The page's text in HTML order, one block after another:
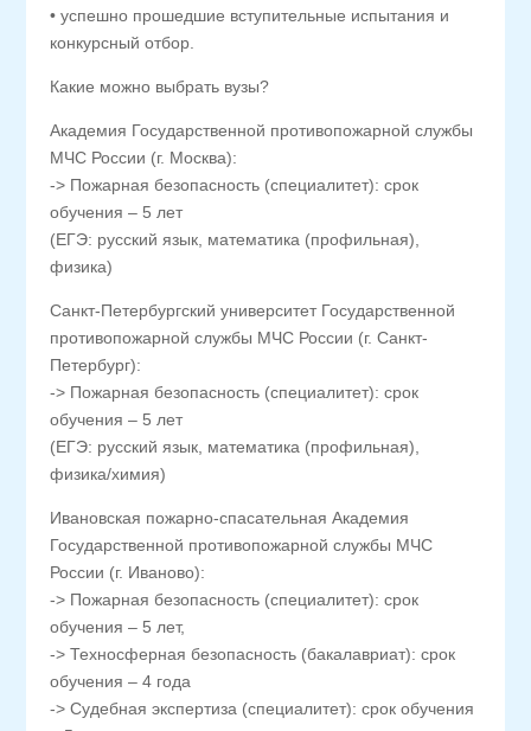
• успешно прошедшие вступительные испытания и
конкурсный отбор.
Какие можно выбрать вузы?
Академия Государственной противопожарной службы
МЧС России (г. Москва):
-> Пожарная безопасность (специалитет): срок
обучения – 5 лет
(ЕГЭ: русский язык, математика (профильная),
физика)
Санкт-Петербургский университет Государственной
противопожарной службы МЧС России (г. Санкт-
Петербург):
-> Пожарная безопасность (специалитет): срок
обучения – 5 лет
(ЕГЭ: русский язык, математика (профильная),
физика/химия)
Ивановская пожарно-спасательная Академия
Государственной противопожарной службы МЧС
России (г. Иваново):
-> Пожарная безопасность (специалитет): срок
обучения – 5 лет,
-> Техносферная безопасность (бакалавриат): срок
обучения – 4 года
-> Судебная экспертиза (специалитет): срок обучения